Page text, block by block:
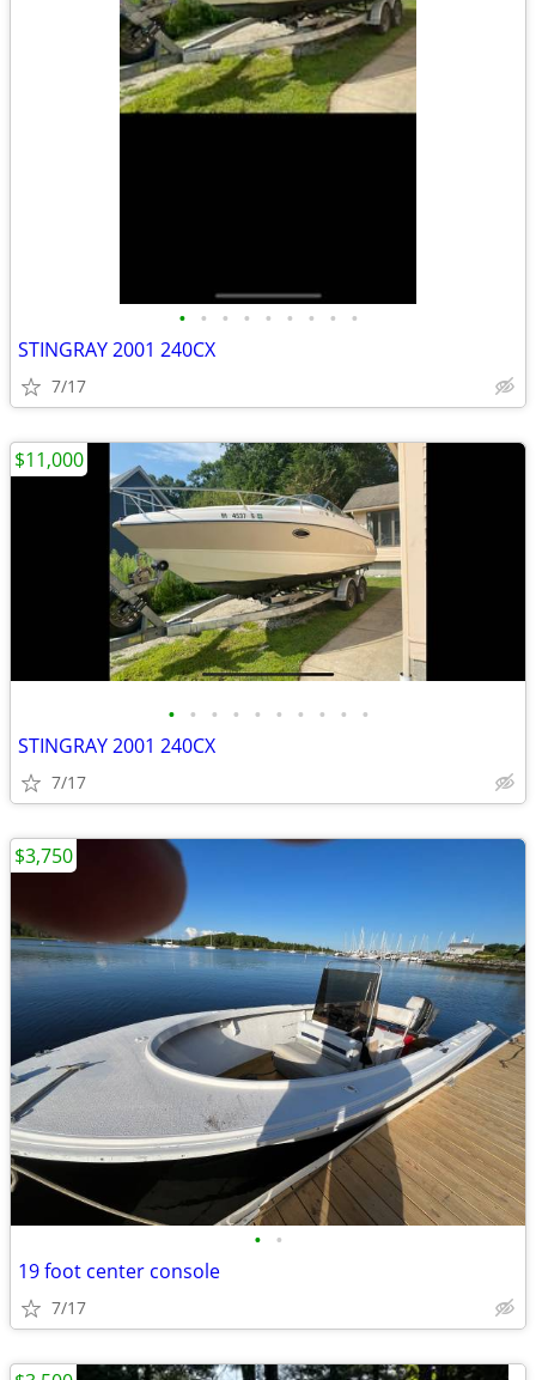
• • • • • • • • •
STINGRAY 2001 240CX
7/17
• • • • • • • • • •
STINGRAY 2001 240CX
7/17
$11,000
• •
19 foot center console
7/17
$3,750